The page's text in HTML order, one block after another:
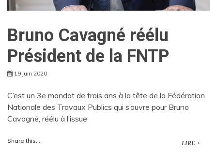
Bruno Cavagné réélu
Président de la FNTP
19 juin 2020
C’est un 3e mandat de trois ans à la tête de la Fédération
Nationale des Travaux Publics qui s’ouvre pour Bruno
Cavagné, réélu à l’issue
Share this... LIRE +